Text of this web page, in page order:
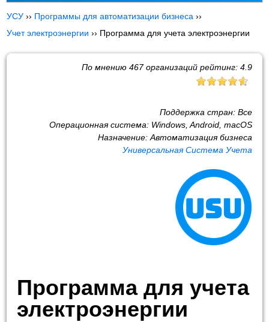
УСУ ›› Программы для автоматизации бизнеса ››
Учет электроэнергии ›› Программа для учета электроэнергии
По мнению 467организаций рейтинг: 4.9
Поддержка стран: Все
Операционная система: Windows, Android, macOS
Назначение: Автоматизация бизнеса
Универсальная Система Учета
Программа для учета
электроэнергии